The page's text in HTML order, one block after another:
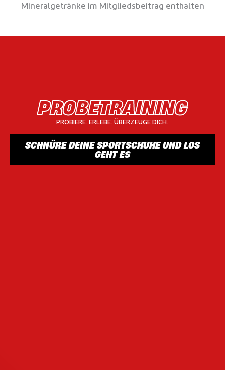
Mineralgetränke im Mitgliedsbeitrag enthalten
PROBETRAINING
PROBIERE. ERLEBE. ÜBERZEUGE DICH.
SCHNÜRE DEINE SPORTSCHUHE UND LOS
GEHT ES